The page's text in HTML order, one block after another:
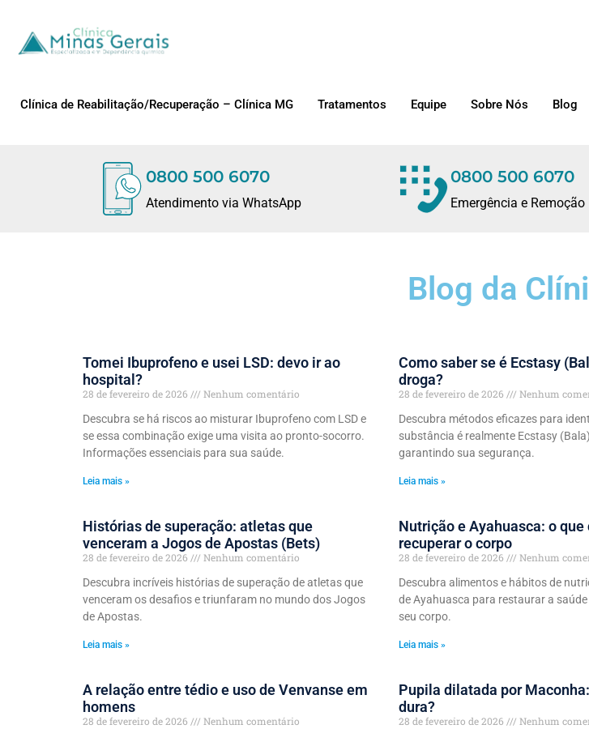
Clínica de Reabilitação/Recuperação – Clínica MG Tratamentos Equipe Sobre Nós Blog
0800 500 6070
Atendimento via WhatsApp
0800 500 6070
Emergência e Remoção
Blog da
Tomei Ibuprofeno e usei LSD: devo ir ao
hospital?
28 de fevereiro de 2026
Nenhum comentário
Descubra se há riscos ao misturar Ibuprofeno com LSD e
se essa combinação exige uma visita ao pronto-socorro.
Informações essenciais para sua saúde.
Leia mais »
Como saber se é Ecstasy
droga?
28 de fevereiro de 2026
Nenhum
Descubra métodos eficazes para
substância é realmente Ecstasy
garantindo sua segurança.
Leia mais »
Histórias de superação: atletas que
venceram a Jogos de Apostas (Bets)
28 de fevereiro de 2026
Nenhum comentário
Descubra incríveis histórias de superação de atletas que
venceram os desafios e triunfaram no mundo dos Jogos
de Apostas.
Leia mais »
Nutrição e Ayahuasca: o que
recuperar o corpo
28 de fevereiro de 2026
Nenhum
Descubra alimentos e hábitos de
de Ayahuasca para restaurar a
seu corpo.
Leia mais »
A relação entre tédio e uso de Venvanse em
homens
28 de fevereiro de 2026
Nenhum comentário
Pupila dilatada por
dura?
28 de fevereiro de 2026
Nenhum